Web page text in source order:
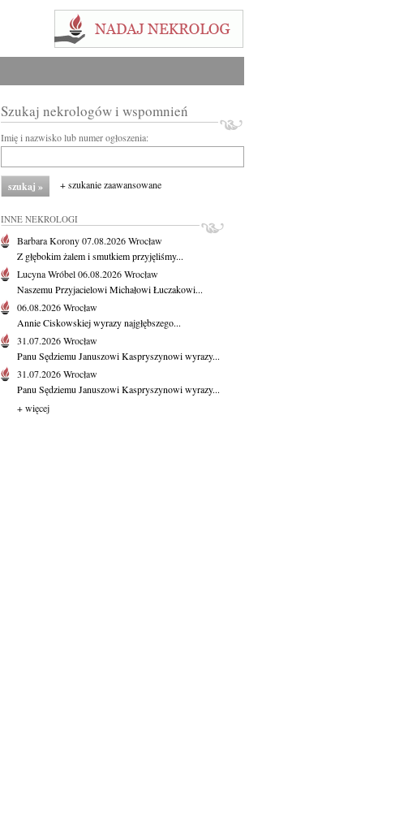
Szukaj nekrologów i wspomnień
Imię i nazwisko lub numer ogłoszenia:
+ szukanie zaawansowane
INNE NEKROLOGI
Barbara Korony07.08.2026Wrocław
Z głębokim żalem i smutkiem przyjęliśmy...
Lucyna Wróbel06.08.2026Wrocław
Naszemu Przyjacielowi Michałowi Łuczakowi...
06.08.2026Wrocław
Annie Ciskowskiej wyrazy najgłębszego...
31.07.2026Wrocław
Panu Sędziemu Januszowi Kaspryszynowi wyrazy...
31.07.2026Wrocław
Panu Sędziemu Januszowi Kaspryszynowi wyrazy...
+ więcej